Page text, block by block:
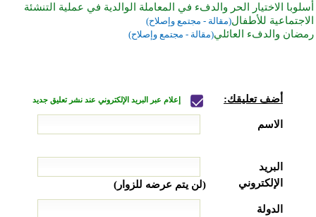
أسلوبا الاختيار الحر والدفء في المعاملة الوالدية في عملية التنشئة
الاجتماعية للأطفال(مقالة - مجتمع وإصلاح)
رمضان والدفء العائلي(مقالة - مجتمع وإصلاح)
أضف تعليقك: إعلام عبر البريد الإلكتروني عند نشر تعليق جديد
الاسم
البريد
الإلكتروني
(لن يتم عرضه للزوار)
الدولة